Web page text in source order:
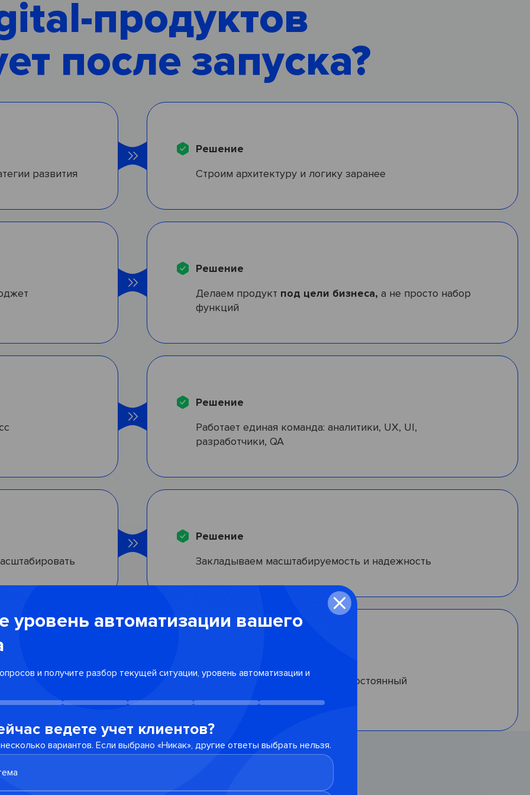
продуктов
после запуска?
развития
Решение
Строим архитектуру и логику заранее
Решение
Делаем продукт под цели бизнеса, а не просто набор
функций
Решение
Работает единая команда: аналитики, UX, UI,
разработчики, QA
Решение
Закладываем масштабируемость и надежность
После релиза — остаемся как постоянный
уровень автоматизации вашего
и получите разбор текущей ситуации, уровень автоматизации и
ведете учет клиентов?
вариантов. Если выбрано «Никак», другие ответы выбрать нельзя.